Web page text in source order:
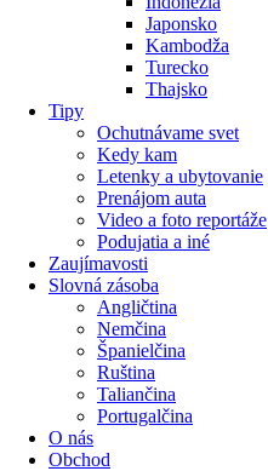
Japonsko
Kambodža
Turecko
Thajsko
Tipy
Ochutnávame svet
Kedy kam
Letenky a ubytovanie
Prenájom auta
Video a foto reportáže
Podujatia a iné
Zaujímavosti
Slovná zásoba
Angličtina
Nemčina
Španielčina
Ruština
Taliančina
Portugalčina
O nás
Obchod